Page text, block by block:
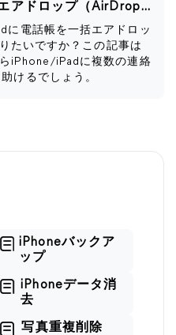
iPhoneから電話帳を一括エアドロップ（AirDrop）する方法
電話帳を一括エアドロッ
たいですか？この記事は
iPhone/iPadに複数の連絡
けるでしょう。
iPhoneバックア
ップ
iPhoneデータ消
去
写真重複削除